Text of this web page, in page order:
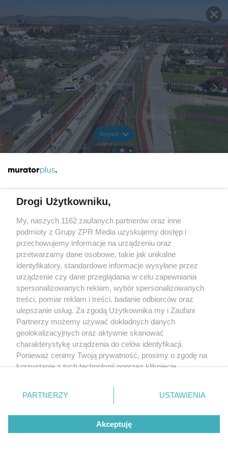
Rozwiń
Drogi Użytkowniku,
My, naszych 1162 zaufanych partnerów oraz inne
podmioty z Grupy ZPR Media uzyskujemy dostęp i
przechowujemy informacje na urządzeniu oraz
przetwarzamy dane osobowe, takie jak unikalne
identyfikatory, standardowe informacje wysyłane przez
urządzenie czy dane przeglądania w celu zapewniania
spersonalizowanych reklam, wybór spersonalizowanych
treści, pomiar reklam i treści, badanie odbiorców oraz
ulepszanie usług. Za zgodą Użytkownika my i Zaufani
Partnerzy możemy używać dokładnych danych
geolokalizacyjnych oraz aktywnie skanować
charakterystykę urządzenia do celów identyfikacji.
Ponieważ cenimy Twoją prywatność, prosimy o zgodę na
korzystanie z tych technologii poprzez kliknięcie
zmienić/wycofać klikając przycisk ustawień prywatności
znajdujący się w lewym dolnym rogu strony
rodzaje przetwarzania danych nie wymagają zgody
użytkownika, ale masz prawo sprzeciwić się takiemu
przetwarzaniu. Preferencje będą miały zastosowanie tylko
PARTNERZY USTAWIENIA
Akceptuję